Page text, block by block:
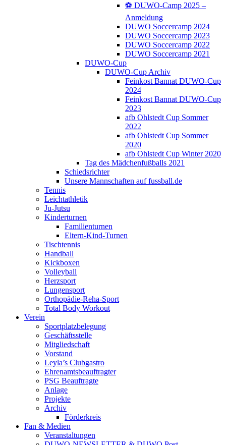
⚽️ DUWO-Camp 2025 –
Anmeldung
DUWO Soccercamp 2024
DUWO Soccercamp 2023
DUWO Soccercamp 2022
DUWO Soccercamp 2021
DUWO-Cup
DUWO-Cup Archiv
Feinkost Bannat DUWO-Cup
2024
Feinkost Bannat DUWO-Cup
2023
afb Ohlstedt Cup Sommer
2022
afb Ohlstedt Cup Sommer
2020
afb Ohlstedt Cup Winter 2020
Tag des Mädchenfußballs 2021
Schiedsrichter
Unsere Mannschaften auf fussball.de
Tennis
Leichtathletik
Ju-Jutsu
Kinderturnen
Familienturnen
Eltern-Kind-Turnen
Tischtennis
Handball
Kickboxen
Volleyball
Herzsport
Lungensport
Orthopädie-Reha-Sport
Total Body Workout
Verein
Sportplatzbelegung
Geschäftsstelle
Mitgliedschaft
Vorstand
Leyla’s Clubgastro
Ehrenamtsbeauftragter
PSG Beauftragte
Anlage
Projekte
Archiv
Förderkreis
Fan & Medien
Veranstaltungen